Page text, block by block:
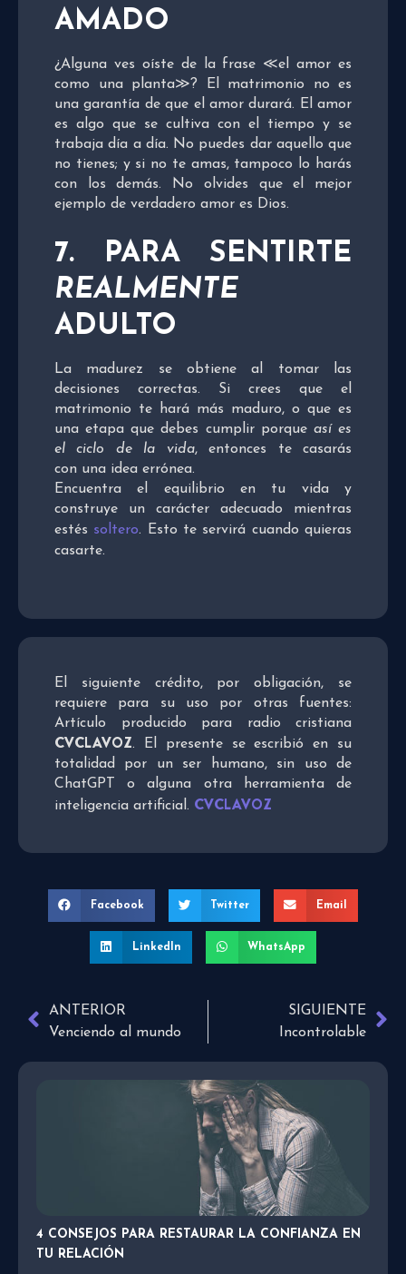
AMADO
¿Alguna ves oíste de la frase ≪el amor es
como una planta≫? El matrimonio no es
una garantía de que el amor durará. El amor
es algo que se cultiva con el tiempo y se
trabaja día a día. No puedes dar aquello que
no tienes; y si no te amas, tampoco lo harás
con los demás. No olvides que el mejor
ejemplo de verdadero amor es Dios.
7. PARA SENTIRTE
REALMENTE
ADULTO
La madurez se obtiene al tomar las
decisiones correctas. Si crees que el
matrimonio te hará más maduro, o que es
una etapa que debes cumplir porque así es
el ciclo de la vida, entonces te casarás
con una idea errónea.
Encuentra el equilibrio en tu vida y
construye un carácter adecuado mientras
estés soltero. Esto te servirá cuando quieras
casarte.
El siguiente crédito, por obligación, se
requiere para su uso por otras fuentes:
Artículo producido para radio cristiana
CVCLAVOZ. El presente se escribió en su
totalidad por un ser humano, sin uso de
ChatGPT o alguna otra herramienta de
inteligencia artificial. CVCLAVOZ
Facebook Twitter Email
LinkedIn WhatsApp
ANTERIOR
Venciendo al mundo
SIGUIENTE
Incontrolable
4 CONSEJOS PARA RESTAURAR LA CONFIANZA EN
TU RELACIÓN